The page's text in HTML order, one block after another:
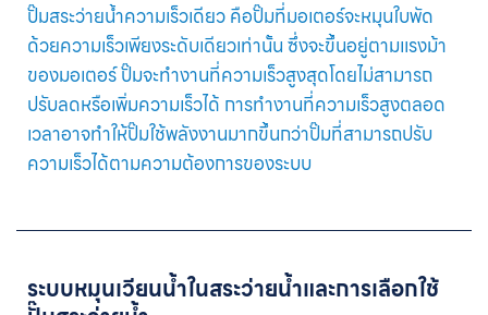
ปั๊มสระว่ายน้ำความเร็วเดียว คือปั๊มที่มอเตอร์จะหมุนใบพัด
ด้วยความเร็วเพียงระดับเดียวเท่านั้น ซึ่งจะขึ้นอยู่ตามแรงม้า
ของมอเตอร์ ปั๊มจะทำงานที่ความเร็วสูงสุดโดยไม่สามารถ
ปรับลดหรือเพิ่มความเร็วได้ การทำงานที่ความเร็วสูงตลอด
เวลาอาจทำให้ปั๊มใช้พลังงานมากขึ้นกว่าปั๊มที่สามารถปรับ
ความเร็วได้ตามความต้องการของระบบ
ปั๊มสระว่ายน้ำเชิงพาณิชย์ (Commercial Pool Pump)
ระบบหมุนเวียนน้ำในสระว่ายน้ำและการเลือกใช้